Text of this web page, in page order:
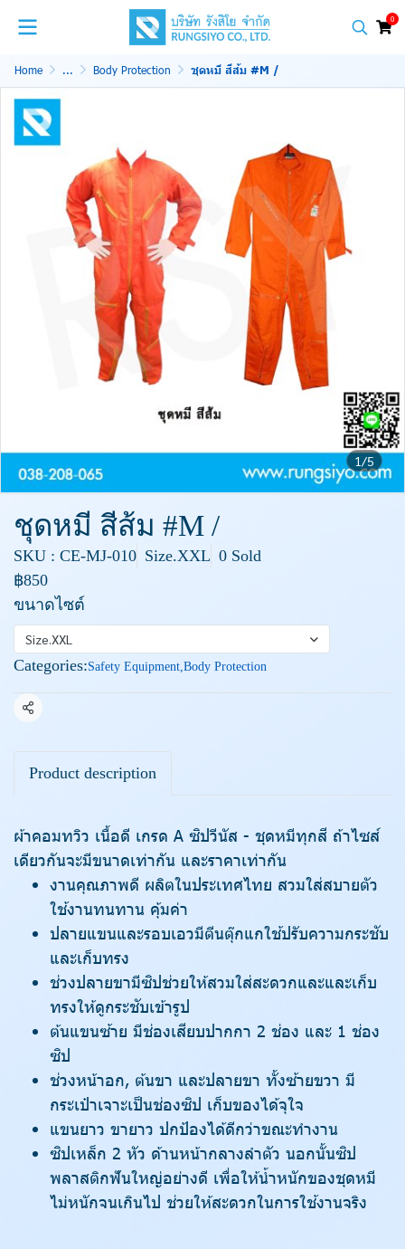
0
Home ... Body Protection ชุดหมี สีส้ม #M /
1/5
ชุดหมี สีส้ม #M /
SKU : CE-MJ-010 Size.XXL 0 Sold
฿850
ขนาดไซต์
Size.XXL
Categories:Safety Equipment,Body Protection
Share
Product description
ผ้าคอมทวิว เนื้อดี เกรด A ซิปวีนัส - ชุดหมีทุกสี ถ้าไซส์
เดียวกันจะมีขนาดเท่ากัน และราคาเท่ากัน
งานคุณภาพดี ผลิตในประเทศไทย สวมใส่สบายตัว
ใช้งานทนทาน คุ้มค่า
ปลายแขนและรอบเอวมีตีนตุ๊กแกใช้ปรับความกระชับ
และเก็บทรง
ช่วงปลายขามีซิปช่วยให้สวมใส่สะดวกและและเก็บ
ทรงให้ดูกระชับเข้ารูป
ต้นแขนซ้าย มีช่องเสียบปากกา 2 ช่อง และ 1 ช่อง
ซิป
ช่วงหน้าอก, ต้นขา และปลายขา ทั้งซ้ายขวา มี
กระเป๋าเจาะเป็นช่องซิป เก็บของได้จุใจ
แขนยาว ขายาว ปกป้องได้ดีกว่าขณะทำงาน
ซิปเหล็ก 2 หัว ด้านหน้ากลางลำตัว นอกนั้นซิป
พลาสติกฟันใหญ่อย่างดี เพื่อให้น้ำหนักของชุดหมี
ไม่หนักจนเกินไป ช่วยให้สะดวกในการใช้งานจริง